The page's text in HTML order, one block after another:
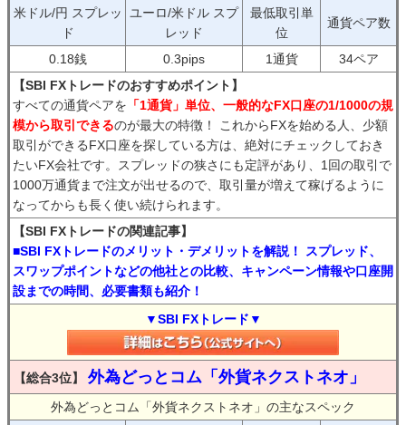
米ドル/円 スプレッ
ド
ユーロ/米ドル スプ
レッド
最低取引単
位
通貨ペア数
0.18銭 0.3pips 1通貨
34ペア
【SBI FXトレードのおすすめポイント】
すべての通貨ペアを 「1通貨」単位、一般的なFX口座の1/1000の規
模から取引できるのが最大の特徴！ これからFXを始める人、少額
取引ができるFX口座を探している方は、絶対にチェックしておき
たいFX会社です。スプレッドの狭さにも定評があり、1回の取引で
1000万通貨まで注文が出せるので、取引量が増えて稼げるように
なってからも長く使い続けられます。
【SBI FXトレードの関連記事】
■SBI FXトレードのメリット・デメリットを解説！ スプレッド、
スワップポイントなどの他社との比較、キャンペーン情報や口座開
設までの時間、必要書類も紹介！
▼SBI FXトレード▼
【総合3位】 外為どっとコム「外貨ネクストネオ」
外為どっとコム「外貨ネクストネオ」の主なスペック